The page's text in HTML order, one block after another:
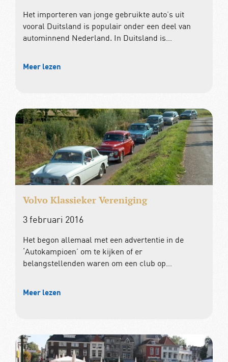
Het importeren van jonge gebruikte auto’s uit
vooral Duitsland is populair onder een deel van
autominnend Nederland. In Duitsland is…
Meer lezen
Volvo Klassieker Vereniging
3 februari 2016
Het begon allemaal met een advertentie in de
‘Autokampioen’ om te kijken of er
belangstellenden waren om een club op…
Meer lezen